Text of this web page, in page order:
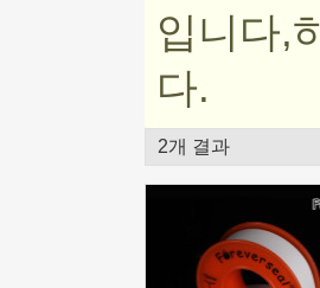
입니다,
다.
2개 결과